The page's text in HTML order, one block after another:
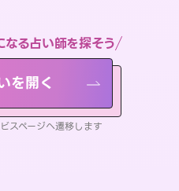
る占い師を探そう
を開く
スページへ遷移します